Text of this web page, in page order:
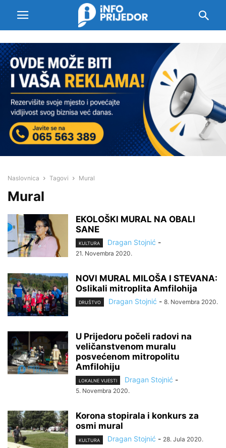
Naslovnica Tagovi Mural
Mural
EKOLOŠKI MURAL NA OBALI
SANE
KULTURA Dragan Stojnić -
21. Novembra 2020.
NOVI MURAL MILOŠA I STEVANA:
Oslikali mitroplita Amfilohija
DRUŠTVO Dragan Stojnić - 8. Novembra 2020.
U Prijedoru počeli radovi na
veličanstvenom muralu
posvećenom mitropolitu
Amfilohiju
LOKALNE VIJESTI Dragan Stojnić -
5. Novembra 2020.
Korona stopirala i konkurs za
osmi mural
KULTURA Dragan Stojnić - 28. Jula 2020.